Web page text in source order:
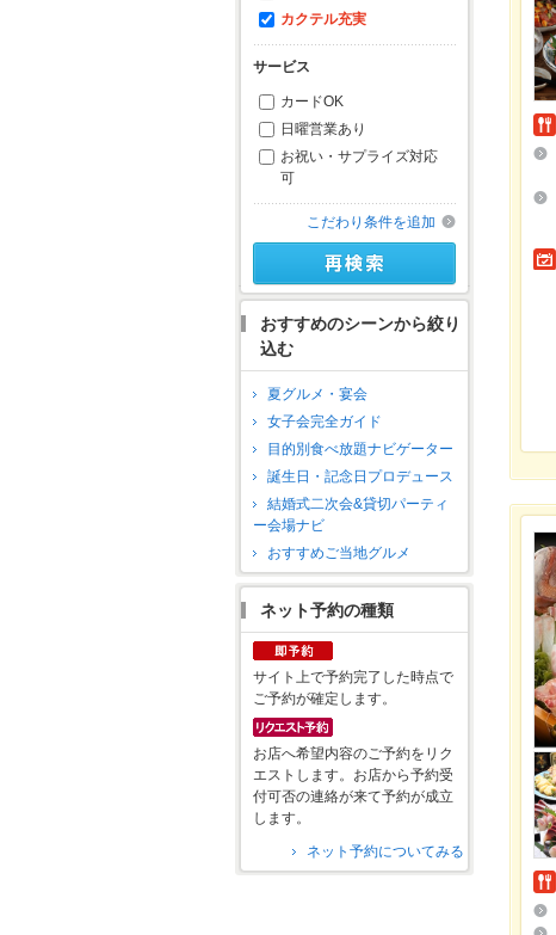
カクテル充実
サービス
カードOK
日曜営業あり
お祝い・サプライズ対応
可
こだわり条件を追加
おすすめのシーンから絞り
込む
夏グルメ・宴会
女子会完全ガイド
目的別食べ放題ナビゲーター
誕生日・記念日プロデュース
結婚式二次会&貸切パーティ
ー会場ナビ
おすすめご当地グルメ
ネット予約の種類
サイト上で予約完了した時点で
ご予約が確定します。
お店へ希望内容のご予約をリク
エストします。お店から予約受
付可否の連絡が来て予約が成立
します。
ネット予約についてみる